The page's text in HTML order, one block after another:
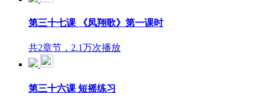
第三十七课 《凤翔歌》第一课时
共2章节，2.1万次播放
第三十六课 短摇练习